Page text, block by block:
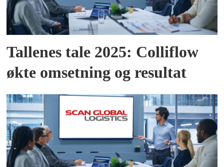
Tallenes tale 2025: Colliflow
økte omsetning og resultat